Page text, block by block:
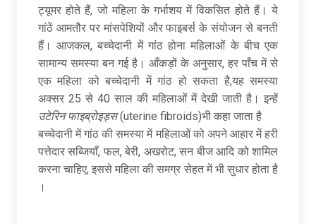
ट्यूमर होते हैं, जो महिला के गर्भाशय में विकसित होते हैं। ये
गांठें आमतौर पर मांसपेशियों और फाइबर्स के संयोजन से बनती
हैं। आजकल, बच्चेदानी में गांठ होना महिलाओं के बीच एक
सामान्य समस्या बन गई है। आँकड़ों के अनुसार, हर पाँच में से
एक महिला को बच्चेदानी में गांठ हो सकता है,यह समस्या
अक्सर 25 से 40 साल की महिलाओं में देखी जाती है। इन्हें
उटेरिन फाइब्रोइड्स(uterine fibroids)भी कहा जाता है
बच्चेदानी में गांठ की समस्या में महिलाओं को अपने आहार में हरी
पत्तेदार सब्जियाँ, फल, बेरी, अखरोट, सन बीज आदि को शामिल
करना चाहिए, इससे महिला की समग्र सेहत में भी सुधार होता है
।